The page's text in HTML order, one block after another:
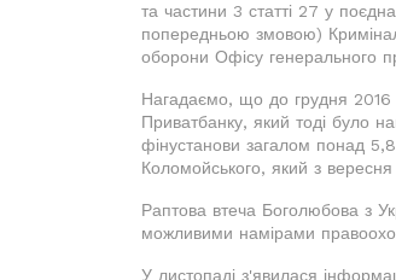
та частини 3 статті 27 у
попередньою змовою)
оборони Офісу генерального
Нагадаємо, що до грудня 2016
Приватбанку, який тоді було
фінустанови загалом понад
Коломойського, який з
Раптова втеча Боголюбова з
можливими намірами
У листопаді з'явилася